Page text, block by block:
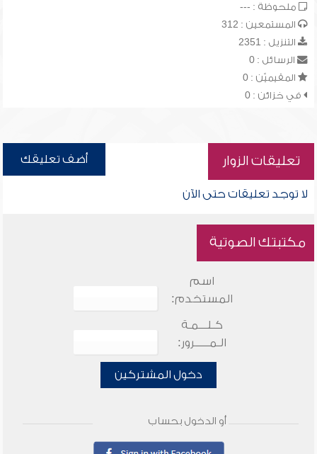
ملحوظة : ---
المستمعين : 312
التنزيل : 2351
الرسائل : 0
المقيميّن : 0
في خزائن : 0
تعليقات الزوار أضف تعليقك
لا توجد تعليقات حتى الآن
مكتبتك الصوتية
اسم
المستخدم:
كـلـــمـة
الـمـــــرور:
دخول المشتركين
أو الدخول بحساب